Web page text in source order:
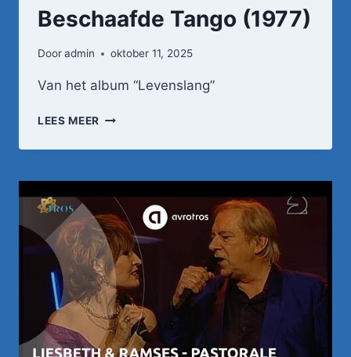
Beschaafde Tango (1977)
Dooradmin oktober 11, 2025
Van het album “Levenslang”
LEES MEER ROBERT
–
TANGO
(1977)